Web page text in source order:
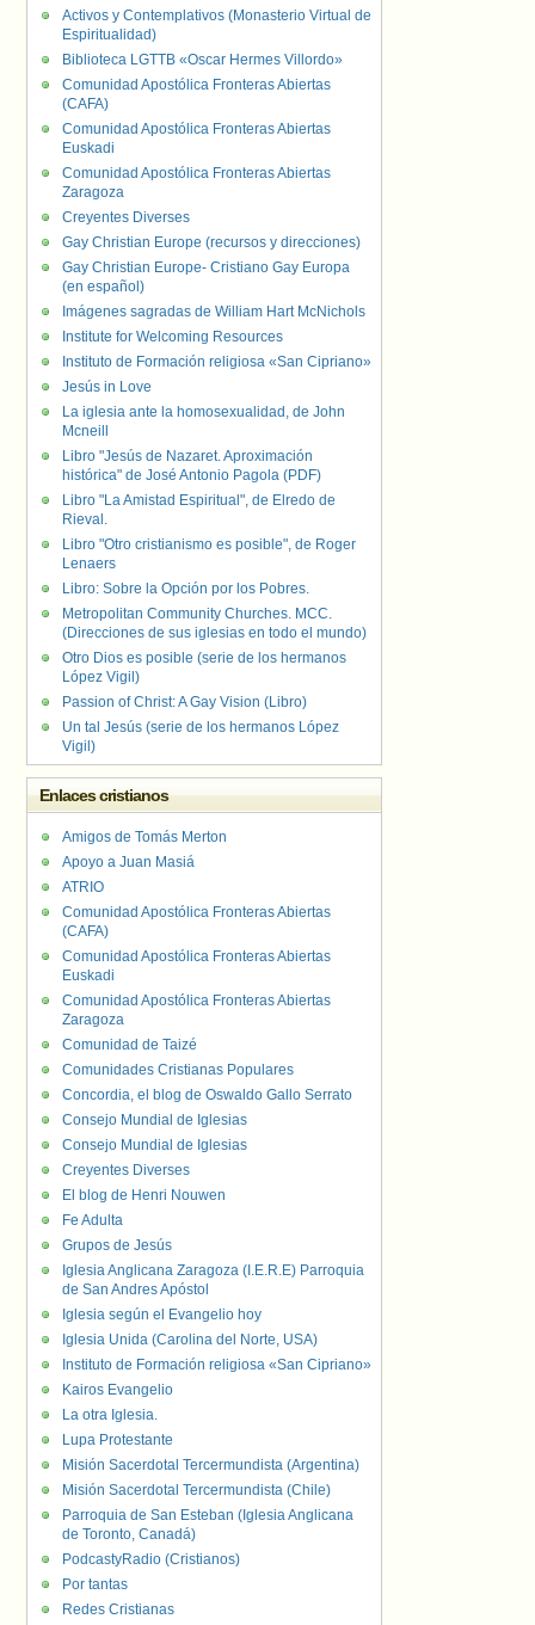
Activos y Contemplativos (Monasterio Virtual de
Espiritualidad)
Biblioteca LGTTB «Oscar Hermes Villordo»
Comunidad Apostólica Fronteras Abiertas
(CAFA)
Comunidad Apostólica Fronteras Abiertas
Euskadi
Comunidad Apostólica Fronteras Abiertas
Zaragoza
Creyentes Diverses
Gay Christian Europe (recursos y direcciones)
Gay Christian Europe- Cristiano Gay Europa
(en español)
Imágenes sagradas de William Hart McNichols
Institute for Welcoming Resources
Instituto de Formación religiosa «San Cipriano»
Jesús in Love
La iglesia ante la homosexualidad, de John
Mcneill
Libro "Jesús de Nazaret. Aproximación
histórica" de José Antonio Pagola (PDF)
Libro "La Amistad Espiritual", de Elredo de
Rieval.
Libro "Otro cristianismo es posible", de Roger
Lenaers
Libro: Sobre la Opción por los Pobres.
Metropolitan Community Churches. MCC.
(Direcciones de sus iglesias en todo el mundo)
Otro Dios es posible (serie de los hermanos
López Vigil)
Passion of Christ: A Gay Vision (Libro)
Un tal Jesús (serie de los hermanos López
Vigil)
Enlaces cristianos
Amigos de Tomás Merton
Apoyo a Juan Masiá
ATRIO
Comunidad Apostólica Fronteras Abiertas
(CAFA)
Comunidad Apostólica Fronteras Abiertas
Euskadi
Comunidad Apostólica Fronteras Abiertas
Zaragoza
Comunidad de Taizé
Comunidades Cristianas Populares
Concordia, el blog de Oswaldo Gallo Serrato
Consejo Mundial de Iglesias
Consejo Mundial de Iglesias
Creyentes Diverses
El blog de Henri Nouwen
Fe Adulta
Grupos de Jesús
Iglesia Anglicana Zaragoza (I.E.R.E) Parroquia
de San Andres Apóstol
Iglesia según el Evangelio hoy
Iglesia Unida (Carolina del Norte, USA)
Instituto de Formación religiosa «San Cipriano»
Kairos Evangelio
La otra Iglesia.
Lupa Protestante
Misión Sacerdotal Tercermundista (Argentina)
Misión Sacerdotal Tercermundista (Chile)
Parroquia de San Esteban (Iglesia Anglicana
de Toronto, Canadá)
PodcastyRadio (Cristianos)
Por tantas
Redes Cristianas